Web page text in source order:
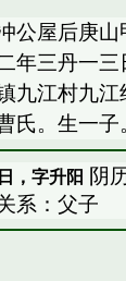
公屋后庚山
年三丹一三
九江村九江
氏。生一子
，字升阳 阴
系：父子